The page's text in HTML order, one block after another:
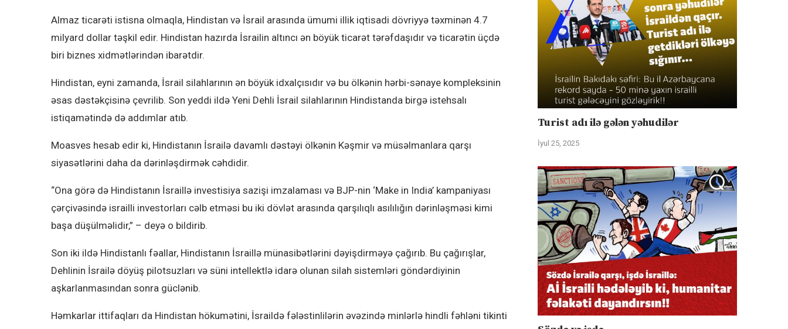
Almaz ticarəti istisna olmaqla, Hindistan və İsrail arasında ümumi illik iqtisadi dövriyyə təxminən 4.7
milyard dollar təşkil edir. Hindistan hazırda İsrailin altıncı ən böyük ticarət tərəfdaşıdır və ticarətin üçdə
biri biznes xidmətlərindən ibarətdir.
Hindistan, eyni zamanda, İsrail silahlarının ən böyük idxalçısıdır və bu ölkənin hərbi-sənaye kompleksinin
əsas dəstəkçisinə çevrilib. Son yeddi ildə Yeni Dehli İsrail silahlarının Hindistanda birgə istehsalı
istiqamətində də addımlar atıb.
Moasves hesab edir ki, Hindistanın İsrailə davamlı dəstəyi ölkənin Kəşmir və müsəlmanlara qarşı
siyasətlərini daha da dərinləşdirmək cəhdidir.
“Ona görə də Hindistanın İsraillə investisiya sazişi imzalaması və BJP-nin ‘Make in India’ kampaniyası
çərçivəsində israilli investorları cəlb etməsi bu iki dövlət arasında qarşılıqlı asılılığın dərinləşməsi kimi
başa düşülməlidir,” – deyə o bildirib.
Son iki ildə Hindistanlı fəallar, Hindistanın İsraillə münasibətlərini dəyişdirməyə çağırıb. Bu çağırışlar,
Dehlinin İsrailə döyüş pilotsuzları və süni intellektlə idarə olunan silah sistemləri göndərdiyinin
aşkarlanmasından sonra güclənib.
Həmkarlar ittifaqları da Hindistan hökumətini, İsraildə fələstinlilərin əvəzində minlərlə hindli fəhləni tikinti
Turist adı ilə gələn yəhudilər
İyul 25, 2025